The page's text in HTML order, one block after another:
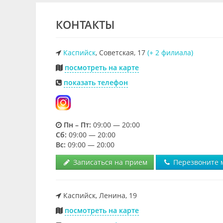
КОНТАКТЫ
Каспийск, Советская, 17 (+ 2 филиала)
посмотреть на карте
показать телефон
Пн – Пт: 09:00 — 20:00
Cб: 09:00 — 20:00
Вс: 09:00 — 20:00
Записаться на прием
Перезвоните
Каспийск, Ленина, 19
посмотреть на карте